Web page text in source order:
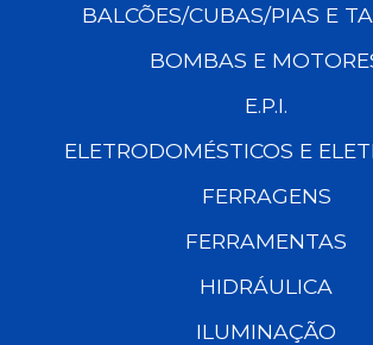
BALCÕES/CUBAS/PIAS E
BOMBAS E
E.P.I.
ELETRODOMÉSTICOS E
FERRAGENS
FERRAMENTAS
HIDRÁULICA
ILUMINAÇÃO